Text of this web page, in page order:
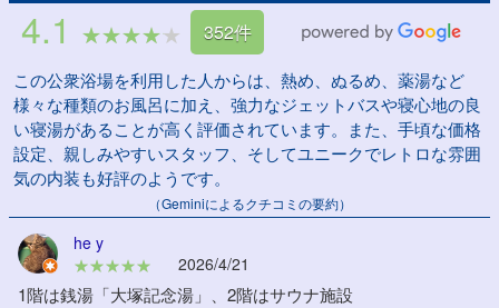
4.1 352件
この公衆浴場を利用した人からは、熱め、ぬるめ、薬湯など
様々な種類のお風呂に加え、強力なジェットバスや寝心地の良
い寝湯があることが高く評価されています。また、手頃な価格
設定、親しみやすいスタッフ、そしてユニークでレトロな雰囲
気の内装も好評のようです。
（Geminiによるクチコミの要約）
he y
2026/4/21
1階は銭湯「大塚記念湯」、2階はサウナ施設